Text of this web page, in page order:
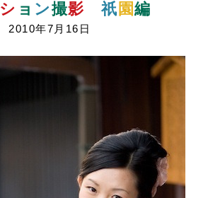
シ ョ ン撮影 祇 園編
2010年7月16日